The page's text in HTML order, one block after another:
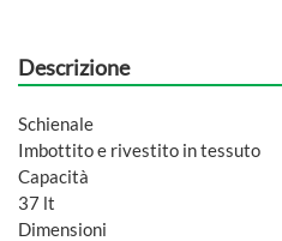
Descrizione
Schienale
Imbottito e rivestito in tessuto
Capacità
37 lt
Dimensioni